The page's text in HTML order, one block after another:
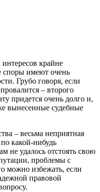
крайне
споры имеют очень
Грубо говоря, если
– второго
придется очень долго и,
вынесенные судебные
– весьма неприятная
какой-нибудь
не удалось отстоять свою
проблемы с
можно избежать, если
правовой